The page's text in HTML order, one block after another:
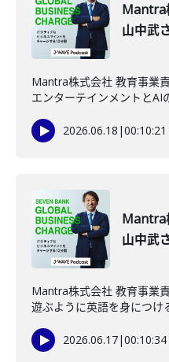
Mantra
山中武
Mantra株式会社 教育事業
エンターテインメントとAI
2026.06.18 |00:10:21
Mantra
山中武
Mantra株式会社 教育事業
遊ぶように英語を身につけ
2026.06.17|00:10:34